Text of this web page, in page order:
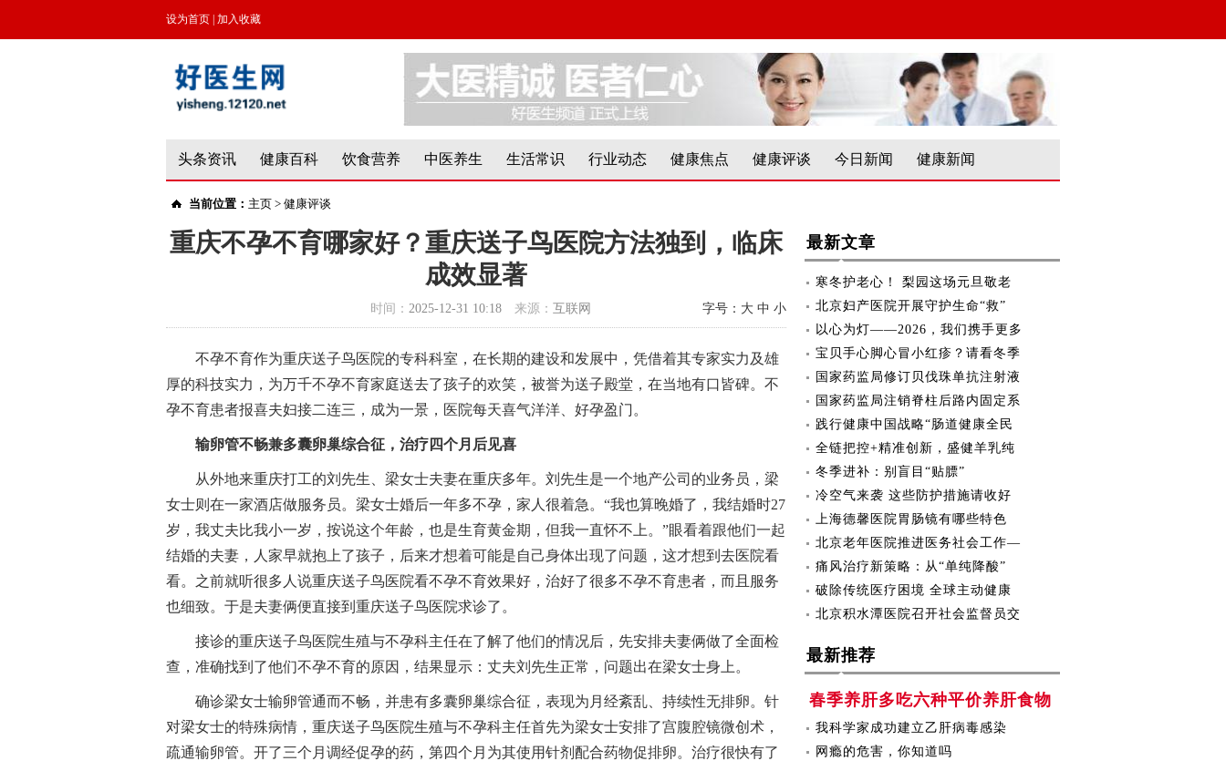
设为首页 加入收藏
头条资讯 健康百科 饮食营养 中医养生 生活常识 行业动态 健康焦点 健康评谈 今日新闻 健康新闻
当前位置： 主页 > 健康评谈
重庆不孕不育哪家好？重庆送子鸟医院方法独到，临床
成效显著
时间： 2025-12-31 10:18 来源： 互联网 字号： 大 中 小
不孕不育作为重庆送子鸟医院的专科科室，在长期的建设和发展中，凭借着其专家实力及雄
厚的科技实力，为万千不孕不育家庭送去了孩子的欢笑，被誉为送子殿堂，在当地有口皆碑。不
孕不育患者报喜夫妇接二连三，成为一景，医院每天喜气洋洋、好孕盈门。
输卵管不畅兼多囊卵巢综合征，治疗四个月后见喜
从外地来重庆打工的刘先生、梁女士夫妻在重庆多年。刘先生是一个地产公司的业务员，梁
女士则在一家酒店做服务员。梁女士婚后一年多不孕，家人很着急。“我也算晚婚了，我结婚时27
岁，我丈夫比我小一岁，按说这个年龄，也是生育黄金期，但我一直怀不上。”眼看着跟他们一起
结婚的夫妻，人家早就抱上了孩子，后来才想着可能是自己身体出现了问题，这才想到去医院看
看。之前就听很多人说重庆送子鸟医院看不孕不育效果好，治好了很多不孕不育患者，而且服务
也细致。于是夫妻俩便直接到重庆送子鸟医院求诊了。
接诊的重庆送子鸟医院生殖与不孕科主任在了解了他们的情况后，先安排夫妻俩做了全面检
查，准确找到了他们不孕不育的原因，结果显示：丈夫刘先生正常，问题出在梁女士身上。
确诊梁女士输卵管通而不畅，并患有多囊卵巢综合征，表现为月经紊乱、持续性无排卵。针
对梁女士的特殊病情，重庆送子鸟医院生殖与不孕科主任首先为梁女士安排了宫腹腔镜微创术，
疏通输卵管。开了三个月调经促孕的药，第四个月为其使用针剂配合药物促排卵。治疗很快有了
最新文章
寒冬护老心！ 梨园这场元旦敬老
北京妇产医院开展守护生命“救”
以心为灯——2026，我们携手更多
宝贝手心脚心冒小红疹？请看冬季
国家药监局修订贝伐珠单抗注射液
国家药监局注销脊柱后路内固定系
践行健康中国战略“肠道健康全民
全链把控+精准创新，盛健羊乳纯
冬季进补：别盲目“贴膘”
冷空气来袭 这些防护措施请收好
上海德馨医院胃肠镜有哪些特色
北京老年医院推进医务社会工作—
痛风治疗新策略：从“单纯降酸”
破除传统医疗困境 全球主动健康
北京积水潭医院召开社会监督员交
最新推荐
春季养肝多吃六种平价养肝食物
我科学家成功建立乙肝病毒感染
网瘾的危害，你知道吗